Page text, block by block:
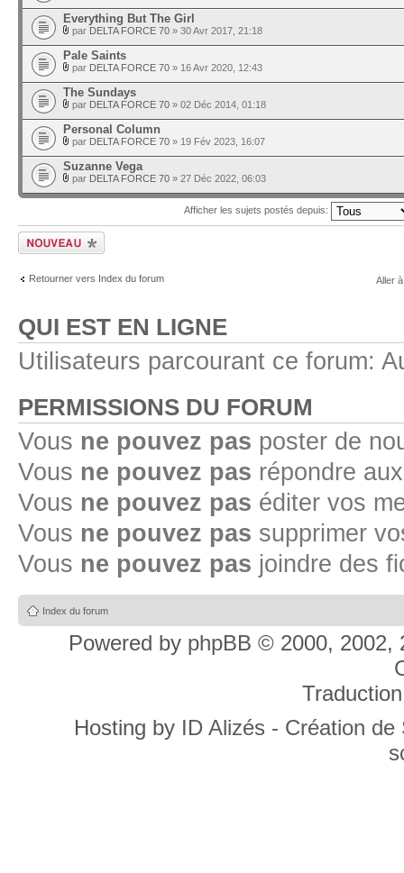
Everything But The Girl
par DELTA FORCE 70 » 30 Avr 2017, 21:18
Pale Saints
par DELTA FORCE 70 » 16 Avr 2020, 12:43
The Sundays
par DELTA FORCE 70 » 02 Déc 2014, 01:18
Personal Column
par DELTA FORCE 70 » 19 Fév 2023, 16:07
Suzanne Vega
par DELTA FORCE 70 » 27 Déc 2022, 06:03
Afficher les sujets postés depuis:
Ecrire un nouveau
sujet
Retourner vers Index du forum Aller
QUI EST EN LIGNE
Utilisateurs parcourant ce forum:
PERMISSIONS DU FORUM
Vous ne pouvez pas poster de
Vous ne pouvez pas répondre
Vous ne pouvez pas éditer vos
Vous ne pouvez pas supprimer
Vous ne pouvez pas joindre des
Index du forum
Powered by phpBB © 2000, 2002,
Hosting by ID Alizés - Création